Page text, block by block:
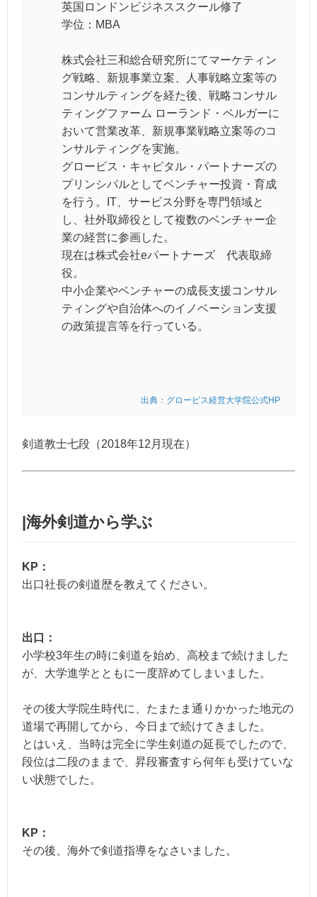
英国ロンドンビジネススクール修了
学位：MBA
株式会社三和総合研究所にてマーケティン
グ戦略、新規事業立案、人事戦略立案等の
コンサルティングを経た後、戦略コンサル
ティングファーム ローランド・ベルガーに
おいて営業改革、新規事業戦略立案等のコ
ンサルティングを実施。
グロービス・キャピタル・パートナーズの
プリンシパルとしてベンチャー投資・育成
を行う。IT、サービス分野を専門領域と
し、社外取締役として複数のベンチャー企
業の経営に参画した。
現在は株式会社eパートナーズ 代表取締
役。
中小企業やベンチャーの成長支援コンサル
ティングや自治体へのイノベーション支援
の政策提言等を行っている。
出典：グロービス経営大学院公式HP
剣道教士七段（2018年12月現在）
|海外剣道から学ぶ
KP：
出口社長の剣道歴を教えてください。
出口：
小学校3年生の時に剣道を始め、高校まで続けました
が、大学進学とともに一度辞めてしまいました。
その後大学院生時代に、たまたま通りかかった地元の
道場で再開してから、今日まで続けてきました。
とはいえ、当時は完全に学生剣道の延長でしたので、
段位は二段のままで、昇段審査すら何年も受けていな
い状態でした。
KP：
その後、海外で剣道指導をなさいました。